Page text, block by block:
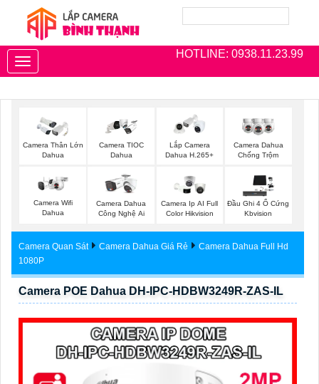
HOTLINE: 0938.11.23.99
Toggle
navigation
Camera Thân Lớn
Dahua
Camera TIOC
Dahua
Lắp Camera
Dahua H.265+
Camera Dahua
Chống Trộm
Camera Wifi
Dahua
Camera Dahua
Công Nghệ Ai
Camera Ip AI Full
Color Hikvision
Đầu Ghi 4 Ổ Cứng
Kbvision
Camera Quan Sát Camera Dahua Giá Rẻ
Camera Dahua Full Hd
1080P
Camera POE Dahua DH-IPC-HDBW3249R-ZAS-IL